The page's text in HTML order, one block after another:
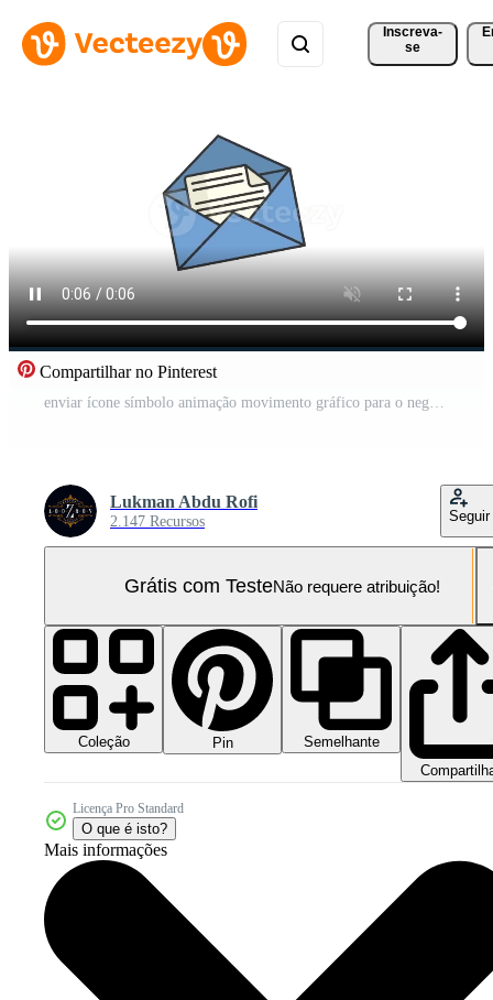
Inscreva-
se
Compartilhar no Pinterest
enviar ícone símbolo animação movimento gráfico para o negócio elemento e modelo fundo Vídeo Pro
Lukman Abdu Rofi
2.147 Recursos Seguir
Grátis com TesteNão requere atribuição!
Coleção Pin
Semelhante
Licença Pro Standard
O que é isto?
Mais informações